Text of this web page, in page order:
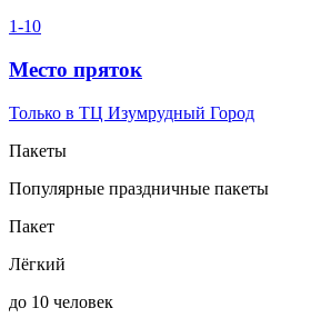
1-10
Место пряток
Только в ТЦ Изумрудный Город
Пакеты
Популярные праздничные пакеты
Пакет
Лёгкий
до 10 человек